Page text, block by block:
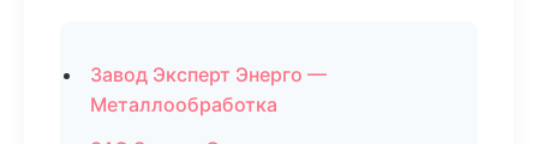
Завод Эксперт Энерго —
Металлообработка